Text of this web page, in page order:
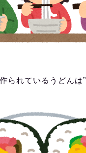
られているうどんは”